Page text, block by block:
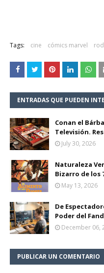
Tags: cine cómics marvel
ENTRADAS QUE PUEDEN
Conan el
Televisión.
July 30, 2026
Naturaleza
Bizarro de los
May 13, 2026
De
Poder del
December 06,
PUBLICAR UN COMENTARIO